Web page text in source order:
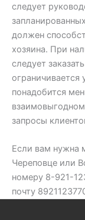
следует
должен
хозяина. При
следует
понадобится
запросы
Если вам нужна
Череповце или
номеру 8-921-
почту